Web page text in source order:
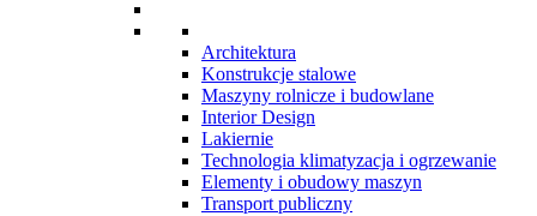
Architektura
Konstrukcje stalowe
Maszyny rolnicze i budowlane
Interior Design
Lakiernie
Technologia klimatyzacja i ogrzewanie
Elementy i obudowy maszyn
Transport publiczny